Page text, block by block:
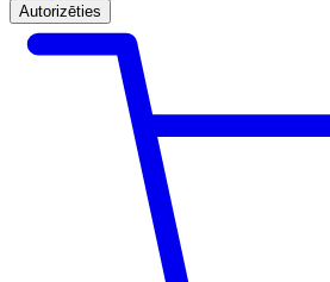
Autorizēties